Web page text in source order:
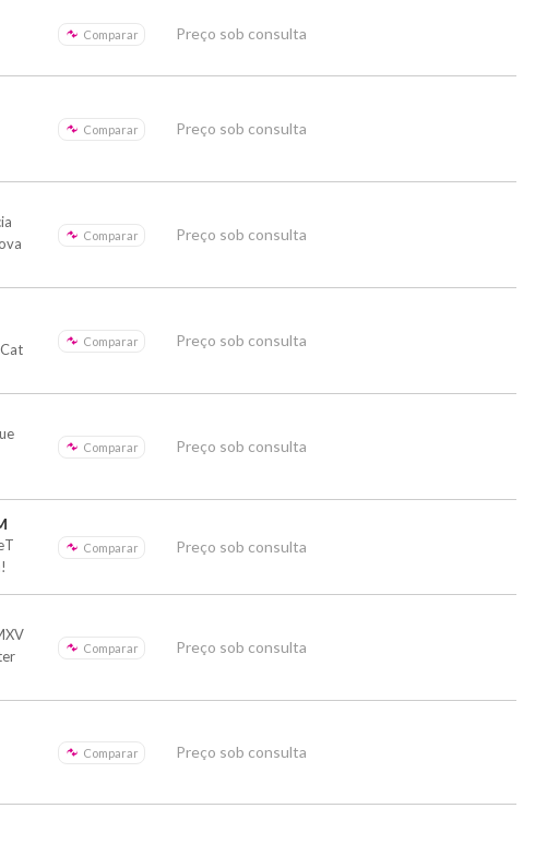
Comparar Preço sob consulta
Comparar Preço sob consulta
Comparar Preço sob consulta
Comparar Preço sob consulta
Comparar Preço sob consulta
Comparar Preço sob consulta
Comparar Preço sob consulta
Comparar Preço sob consulta